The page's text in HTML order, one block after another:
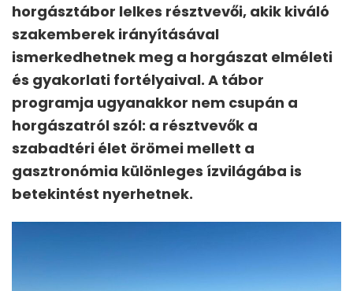
horgásztábor lelkes résztvevői, akik kiváló
szakemberek irányításával
ismerkedhetnek meg a horgászat elméleti
és gyakorlati fortélyaival. A tábor
programja ugyanakkor nem csupán a
horgászatról szól: a résztvevők a
szabadtéri élet örömei mellett a
gasztronómia különleges ízvilágába is
betekintést nyerhetnek.